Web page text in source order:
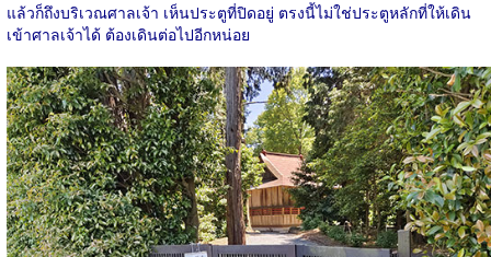
แล้วก็ถึงบริเวณศาลเจ้า เห็นประตูที่ปิดอยู่ ตรงนี้ไม่ใช่ประตูหลักที่ให้เดิน
เข้าศาลเจ้าได้ ต้องเดินต่อไปอีกหน่อย